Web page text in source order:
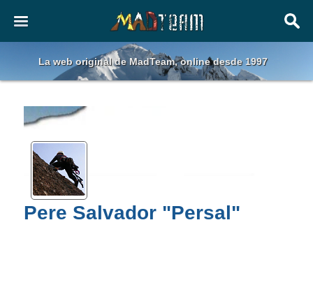
La web original de MadTeam, online desde 1997
Pere Salvador "Persal"